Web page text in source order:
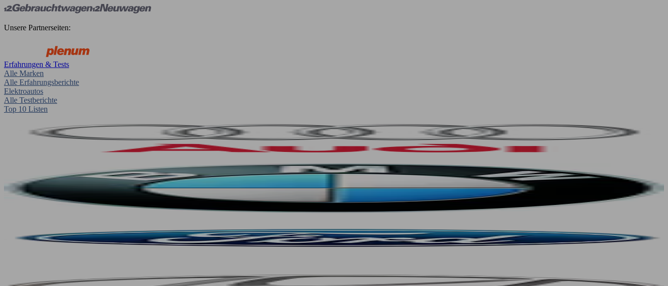
Unsere Partnerseiten:
Erfahrungen & Tests
Alle Marken
Alle Erfahrungsberichte
Elektroautos
Alle Testberichte
Top 10 Listen